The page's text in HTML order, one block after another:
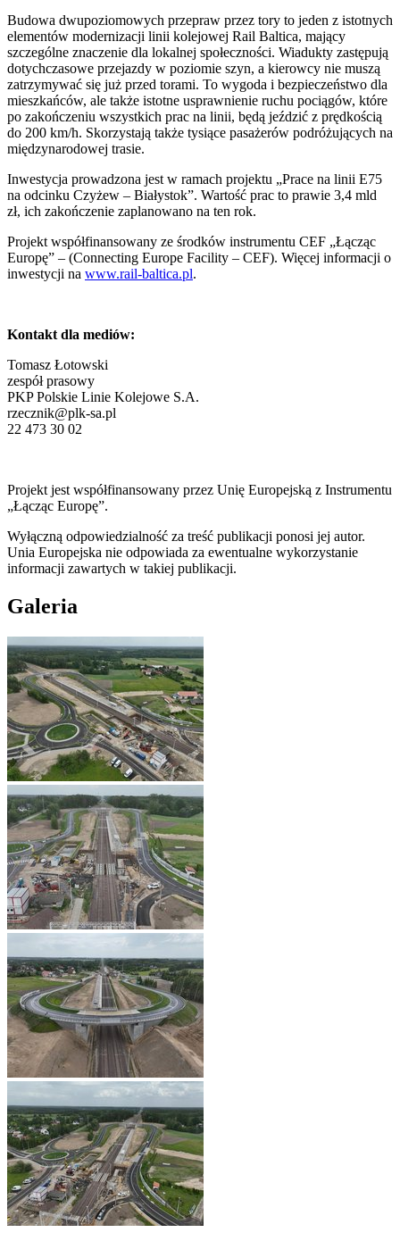
Budowa dwupoziomowych przepraw przez tory to jeden z istotnych
elementów modernizacji linii kolejowej Rail Baltica, mający
szczególne znaczenie dla lokalnej społeczności. Wiadukty zastępują
dotychczasowe przejazdy w poziomie szyn, a kierowcy nie muszą
zatrzymywać się już przed torami. To wygoda i bezpieczeństwo dla
mieszkańców, ale także istotne usprawnienie ruchu pociągów, które
po zakończeniu wszystkich prac na linii, będą jeździć z prędkością
do 200 km/h. Skorzystają także tysiące pasażerów podróżujących na
międzynarodowej trasie.
Inwestycja prowadzona jest w ramach projektu „Prace na linii E75
na odcinku Czyżew – Białystok”. Wartość prac to prawie 3,4 mld
zł, ich zakończenie zaplanowano na ten rok.
Projekt współfinansowany ze środków instrumentu CEF „Łącząc
Europę” – (Connecting Europe Facility – CEF). Więcej informacji o
inwestycji na www.rail-baltica.pl.
Kontakt dla mediów:
Tomasz Łotowski
zespół prasowy
PKP Polskie Linie Kolejowe S.A.
rzecznik@plk-sa.pl
22 473 30 02
Projekt jest współfinansowany przez Unię Europejską z Instrumentu
„Łącząc Europę”.
Wyłączną odpowiedzialność za treść publikacji ponosi jej autor.
Unia Europejska nie odpowiada za ewentualne wykorzystanie
informacji zawartych w takiej publikacji.
Galeria